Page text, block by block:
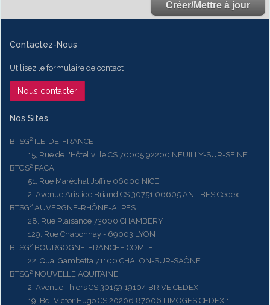
Contactez-Nous
Utilisez le formulaire de contact
Nous contacter
Nos Sites
BTSG² ILE-DE-FRANCE
15, Rue de l'Hôtel ville CS 70005 92200 NEUILLY-SUR-SEINE
BTGS² PACA
51, Rue Maréchal Joffre 06000 NICE
2, Avenue Aristide Briand CS 30751 06605 ANTIBES Cedex
BTSG² AUVERGNE-RHÔNE-ALPES
28, Rue Plaisance 73000 CHAMBERY
129, Rue Chaponnay - 69003 LYON
BTSG² BOURGOGNE-FRANCHE COMTE
22, Quai Gambetta 71100 CHALON-SUR-SAÔNE
BTSG² NOUVELLE AQUITAINE
2, Avenue Thiers CS 30159 19104 BRIVE CEDEX
19, Bd. Victor Hugo CS 20206 87006 LIMOGES CEDEX 1